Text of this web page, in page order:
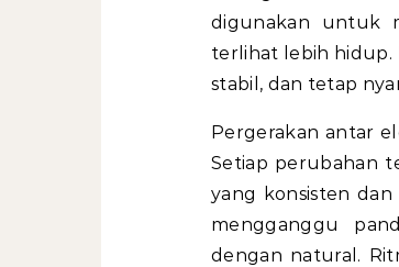
digunakan untuk
terlihat lebih hidup.
stabil, dan tetap
Pergerakan antar
Setiap perubahan
yang konsisten
mengganggu
dengan natural.